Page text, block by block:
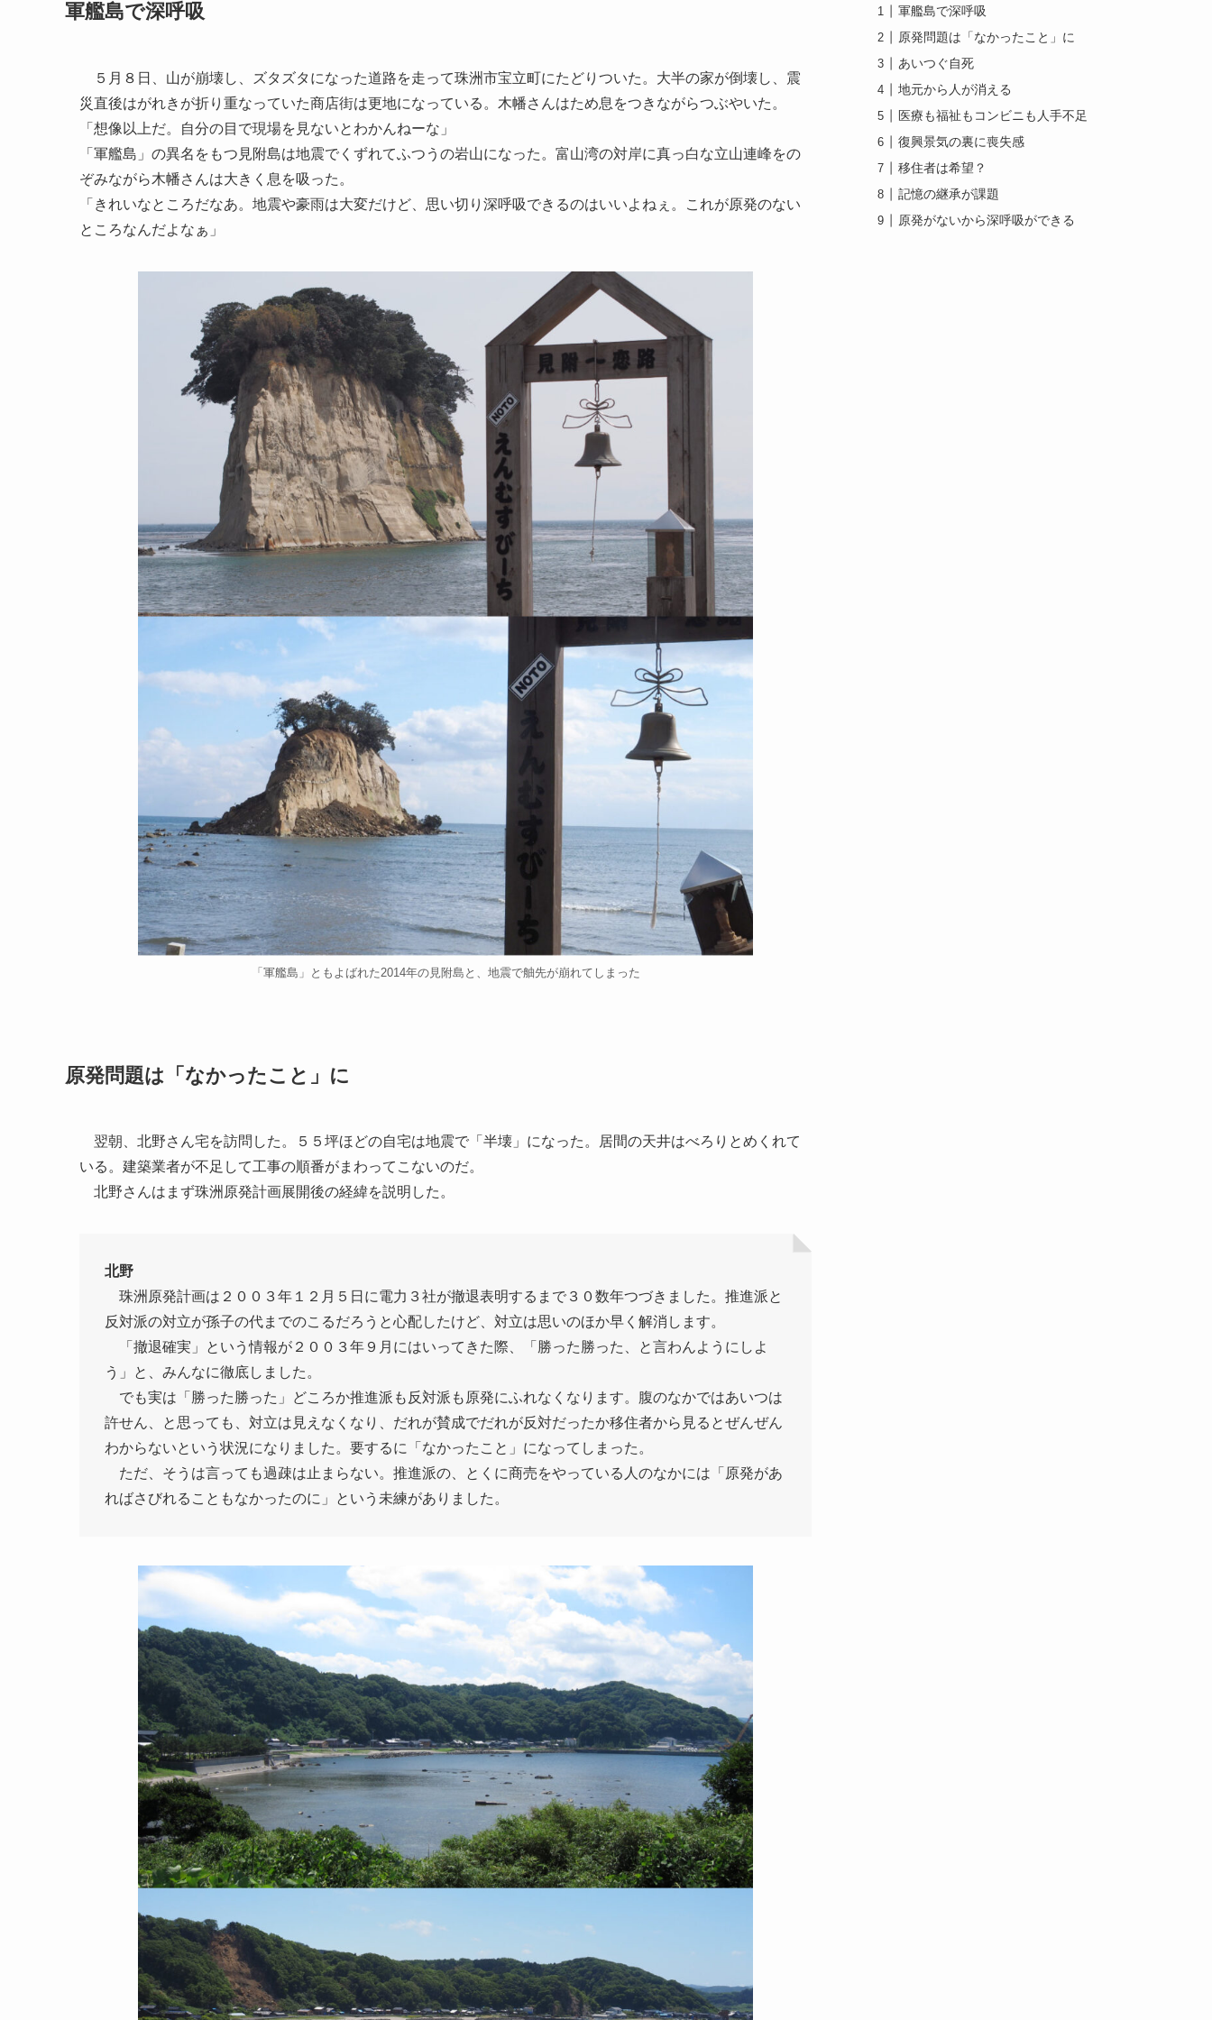
軍艦島で深呼吸
５月８日、山が崩壊し、ズタズタになった道路を走って珠洲市宝立町にたどりついた。大半の家が倒壊し、震
災直後はがれきが折り重なっていた商店街は更地になっている。木幡さんはため息をつきながらつぶやいた。
「想像以上だ。自分の目で現場を見ないとわかんねーな」
「軍艦島」の異名をもつ見附島は地震でくずれてふつうの岩山になった。富山湾の対岸に真っ白な立山連峰をの
ぞみながら木幡さんは大きく息を吸った。
「きれいなところだなあ。地震や豪雨は大変だけど、思い切り深呼吸できるのはいいよねぇ。これが原発のない
ところなんだよなぁ」
「軍艦島」ともよばれた2014年の見附島と、地震で舳先が崩れてしまった
原発問題は「なかったこと」に
翌朝、北野さん宅を訪問した。５５坪ほどの自宅は地震で「半壊」になった。居間の天井はべろりとめくれて
いる。建築業者が不足して工事の順番がまわってこないのだ。
北野さんはまず珠洲原発計画展開後の経緯を説明した。
北野
珠洲原発計画は２００３年１２月５日に電力３社が撤退表明するまで３０数年つづきました。推進派と
反対派の対立が孫子の代までのこるだろうと心配したけど、対立は思いのほか早く解消します。
「撤退確実」という情報が２００３年９月にはいってきた際、「勝った勝った、と言わんようにしよ
う」と、みんなに徹底しました。
でも実は「勝った勝った」どころか推進派も反対派も原発にふれなくなります。腹のなかではあいつは
許せん、と思っても、対立は見えなくなり、だれが賛成でだれが反対だったか移住者から見るとぜんぜん
わからないという状況になりました。要するに「なかったこと」になってしまった。
ただ、そうは言っても過疎は止まらない。推進派の、とくに商売をやっている人のなかには「原発があ
ればさびれることもなかったのに」という未練がありました。
軍艦島で深呼吸
原発問題は「なかったこと」に
あいつぐ自死
地元から人が消える
医療も福祉もコンビニも人手不足
復興景気の裏に喪失感
移住者は希望？
記憶の継承が課題
原発がないから深呼吸ができる